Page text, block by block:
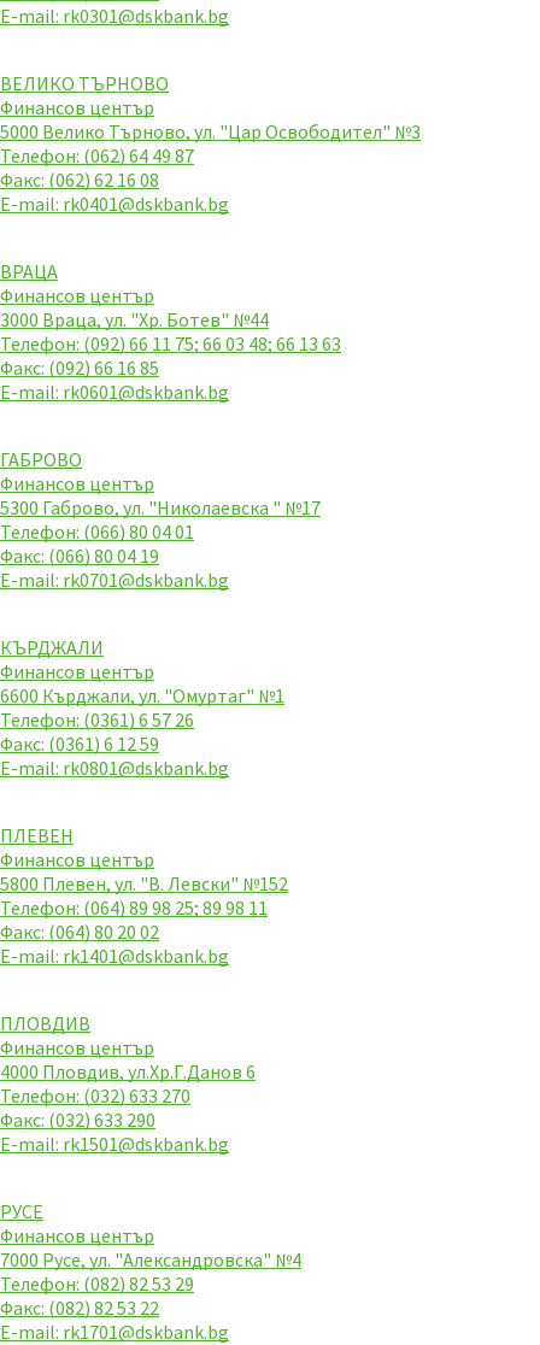
E-mail: rk0301@dskbank.bg
ВЕЛИКО ТЪРНОВО
Финансов център
5000 Велико Търново, ул. "Цар Освободител" №3
Телефон: (062) 64 49 87
Факс: (062) 62 16 08
E-mail: rk0401@dskbank.bg
ВРАЦА
Финансов център
3000 Враца, ул. "Хр. Ботев" №44
Телефон: (092) 66 11 75; 66 03 48; 66 13 63
Факс: (092) 66 16 85
E-mail: rk0601@dskbank.bg
ГАБРОВО
Финансов център
5300 Габрово, ул. "Николаевска " №17
Телефон: (066) 80 04 01
Факс: (066) 80 04 19
E-mail: rk0701@dskbank.bg
КЪРДЖАЛИ
Финансов център
6600 Кърджали, ул. "Омуртаг" №1
Телефон: (0361) 6 57 26
Факс: (0361) 6 12 59
E-mail: rk0801@dskbank.bg
ПЛЕВЕН
Финансов център
5800 Плевен, ул. "В. Левски" №152
Телефон: (064) 89 98 25; 89 98 11
Факс: (064) 80 20 02
E-mail: rk1401@dskbank.bg
ПЛОВДИВ
Финансов център
4000 Пловдив, ул.Хр.Г.Данов 6
Телефон: (032) 633 270
Факс: (032) 633 290
E-mail: rk1501@dskbank.bg
РУСЕ
Финансов център
7000 Русе, ул. "Александровска" №4
Телефон: (082) 82 53 29
Факс: (082) 82 53 22
E-mail: rk1701@dskbank.bg